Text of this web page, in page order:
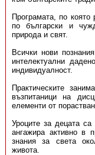
Програмата, по която
по български и
природа и свят.
Всички нови
интелектуални
индивидуалност.
Практическите
възпитаници на
елементи от
Уроците за децата
ангажира активно в
знания за света
живота.